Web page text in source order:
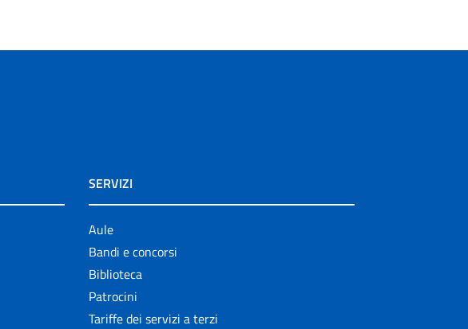
SERVIZI
Aule
Bandi e concorsi
Biblioteca
Patrocini
Tariffe dei servizi a terzi